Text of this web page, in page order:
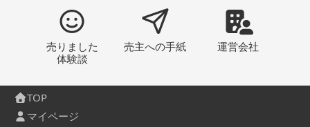
売りました
体験談
売主への手紙 運営会社
TOP
マイページ